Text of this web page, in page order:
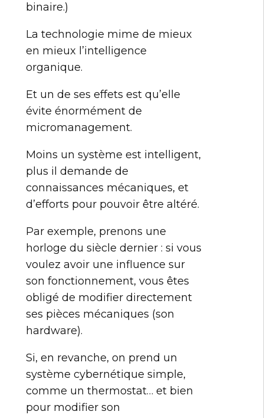
binaire.)
La technologie mime de mieux
en mieux l’intelligence
organique.
Et un de ses effets est qu’elle
évite énormément de
micromanagement.
Moins un système est intelligent,
plus il demande de
connaissances mécaniques, et
d’efforts pour pouvoir être altéré.
Par exemple, prenons une
horloge du siècle dernier : si vous
voulez avoir une influence sur
son fonctionnement, vous êtes
obligé de modifier directement
ses pièces mécaniques (son
hardware).
Si, en revanche, on prend un
système cybernétique simple,
comme un thermostat… et bien
pour modifier son